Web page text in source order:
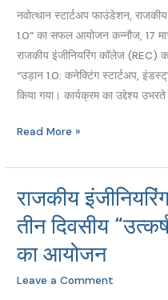
नवोत्थान स्टार्टअप फाउंडेशन,
1.0” का सफल आयोजन कन्नौज, 17
राजकीय इंजीनियरिंग कॉलेज (REC)
“उड़ान 1.0: कनेक्टिंग स्टार्टअप,
किया गया। कार्यक्रम का उद्देश्य
द्वारा
“उड़ान
1.0”
का
सफल
कन्नौज,
मार्च
2026
Read More »
राजकीय
तीन दिवसीय
का आयोजन
Leave a Comment
राजकीय
इंजीनियरिंग
कॉलेज,
कन्नौज